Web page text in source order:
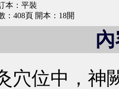
本：平裝
：408頁 開本：18開
穴位中，神